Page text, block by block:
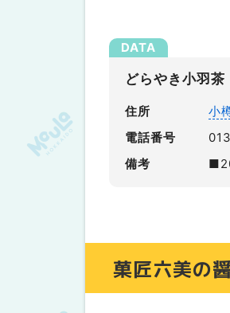
どらやき小羽茶
住所
小
電話番号
備考
菓匠六美の